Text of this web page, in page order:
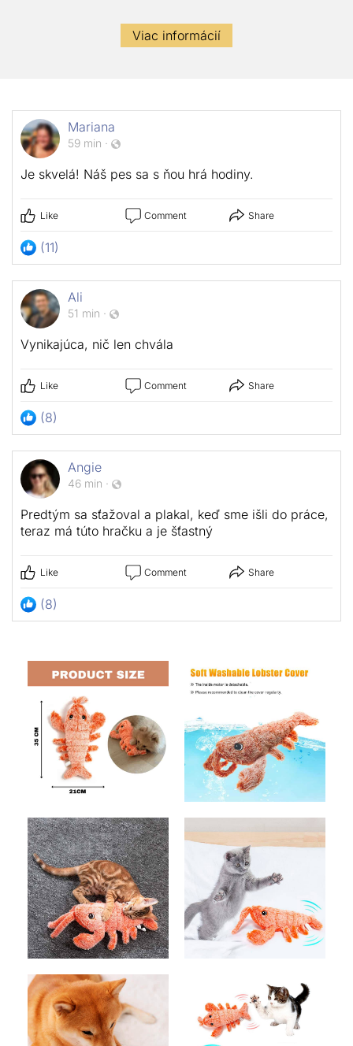
Viac informácií
Mariana
59 min ·
Je skvelá! Náš pes sa s ňou hrá hodiny.
Like Comment Share
(11)
Ali
51 min ·
Vynikajúca, nič len chvála
Like Comment Share
(8)
Angie
46 min ·
Predtým sa sťažoval a plakal, keď sme išli do práce,
teraz má túto hračku a je šťastný
Like Comment Share
(8)